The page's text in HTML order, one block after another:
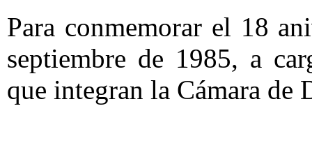
Para conmemorar el 18
septiembre de 1985, a
que integran la Cámara de